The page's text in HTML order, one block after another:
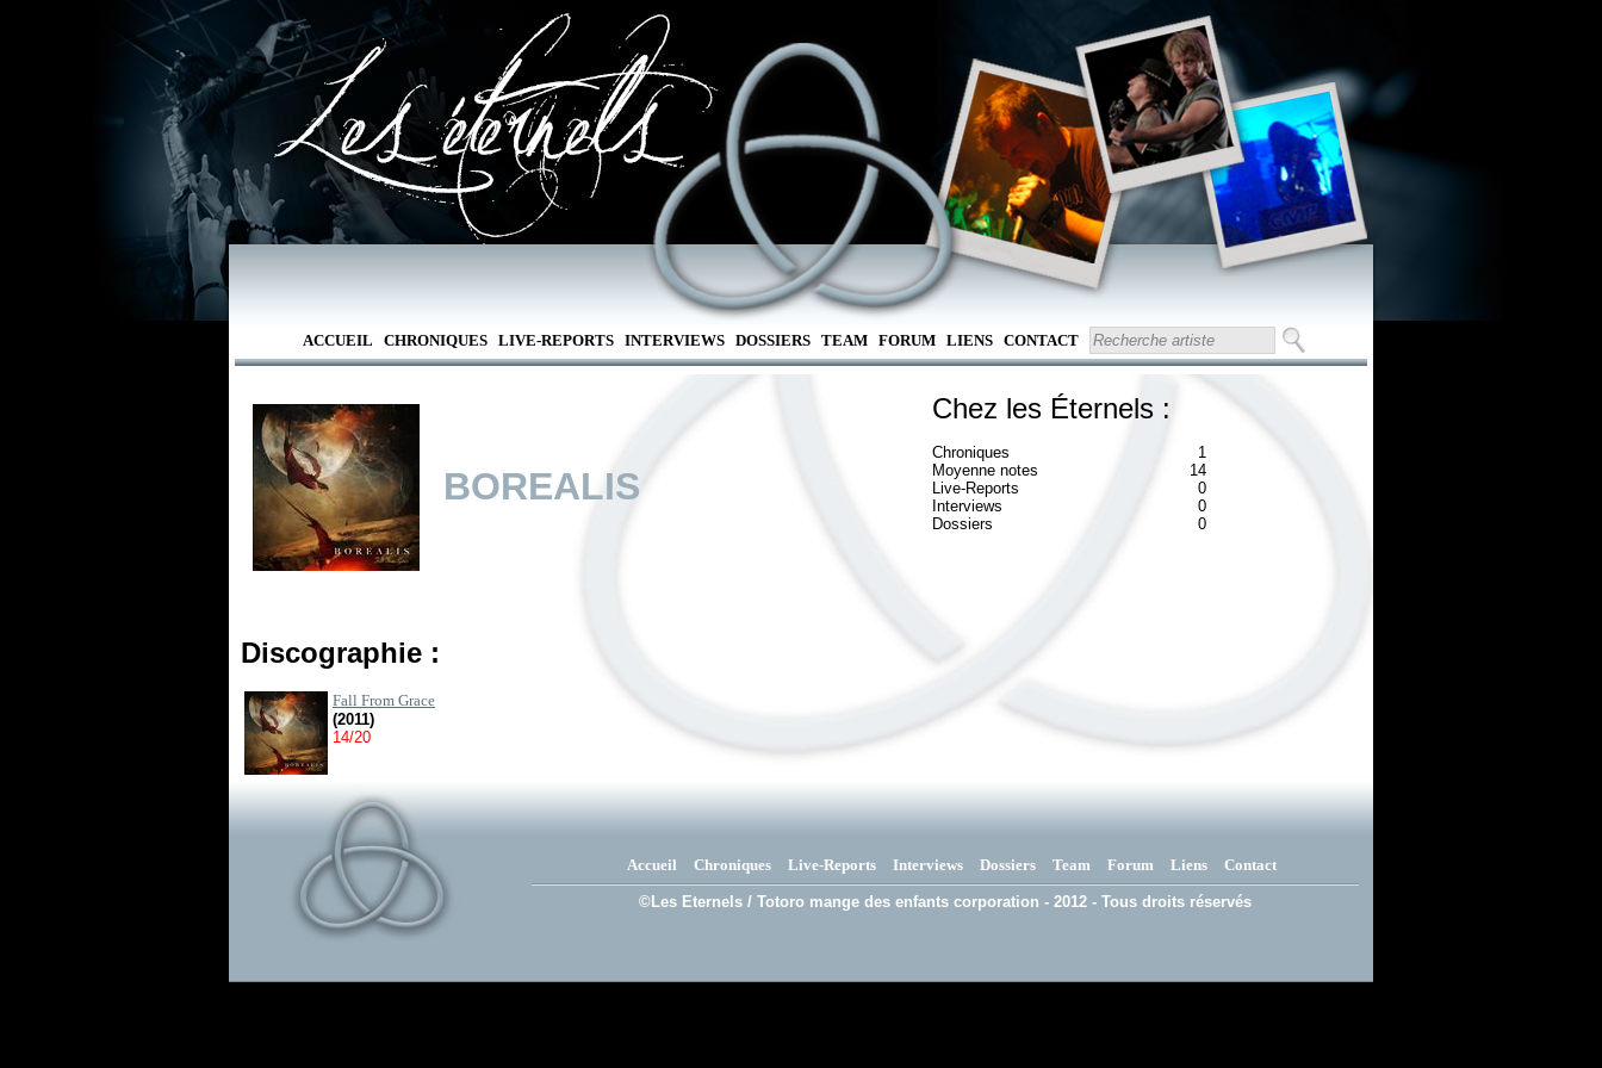
ACCUEIL CHRONIQUES LIVE-REPORTS INTERVIEWS DOSSIERS TEAM FORUM LIENS CONTACT
BOREALIS
Chez les Éternels :
Chroniques
1
Moyenne notes
14
Live-Reports
0
Interviews
0
Dossiers
0
Discographie :
Fall From Grace
(2011)
14/20
Accueil Chroniques Live-Reports Interviews Dossiers Team Forum Liens Contact
©Les Eternels / Totoro mange des enfants corporation - 2012 - Tous droits réservés